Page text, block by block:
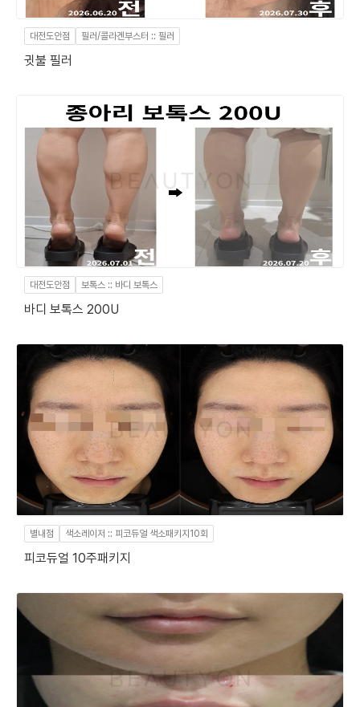
대전도안점 필러/콜라겐부스터 :: 필러
귓불 필러
대전도안점 보톡스 :: 바디 보톡스
바디 보톡스 200U
별내점 색소레이저 :: 피코듀얼 색소패키지10회
피코듀얼 10주패키지